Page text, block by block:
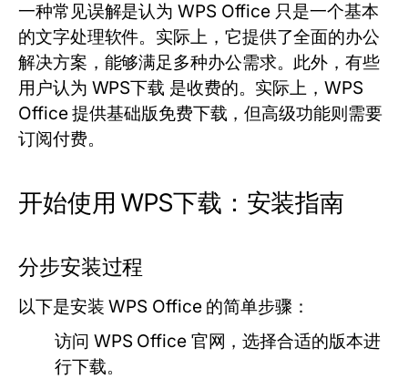
一种常见误解是认为 WPS Office 只是一个基本
的文字处理软件。实际上，它提供了全面的办公
解决方案，能够满足多种办公需求。此外，有些
用户认为 WPS下载 是收费的。实际上，WPS
Office 提供基础版免费下载，但高级功能则需要
订阅付费。
开始使用 WPS下载：安装指南
分步安装过程
以下是安装 WPS Office 的简单步骤：
访问 WPS Office 官网，选择合适的版本进
行下载。